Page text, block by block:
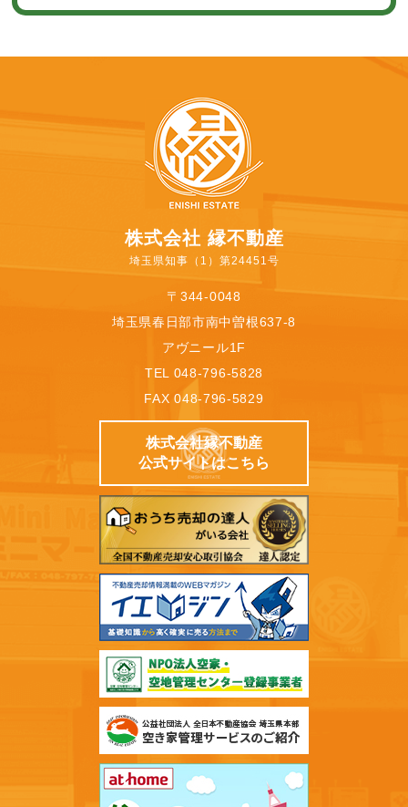
株式会社 縁不動産
埼玉県知事（1）第24451号
〒344-0048
埼玉県春日部市南中曽根637-8
アヴニール1F
TEL 048-796-5828
FAX 048-796-5829
株式会社縁不動産
公式サイトはこちら